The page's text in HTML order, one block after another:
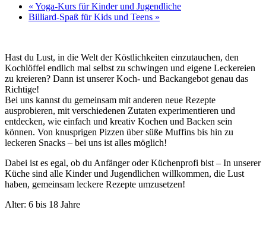
« Yoga-Kurs für Kinder und Jugendliche
Billiard-Spaß für Kids und Teens »
Hast du Lust, in die Welt der Köstlichkeiten einzutauchen, den
Kochlöffel endlich mal selbst zu schwingen und eigene Leckereien
zu kreieren? Dann ist unserer Koch- und Backangebot genau das
Richtige!
Bei uns kannst du gemeinsam mit anderen neue Rezepte
ausprobieren, mit verschiedenen Zutaten experimentieren und
entdecken, wie einfach und kreativ Kochen und Backen sein
können. Von knusprigen Pizzen über süße Muffins bis hin zu
leckeren Snacks – bei uns ist alles möglich!
Dabei ist es egal, ob du Anfänger oder Küchenprofi bist – In unserer
Küche sind alle Kinder und Jugendlichen willkommen, die Lust
haben, gemeinsam leckere Rezepte umzusetzen!
Alter: 6 bis 18 Jahre